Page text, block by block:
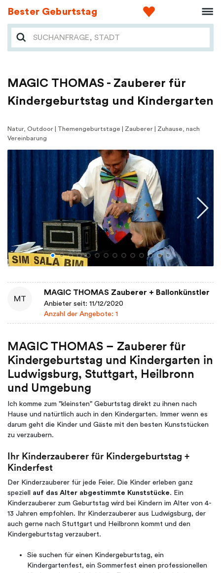
Bester Geburtstag
MAGIC THOMAS - Zauberer für
Kindergeburtstag und Kindergarten
Natur, Outdoor | Themengeburtstage | Zauberer | Zuhause, nach
Vereinbarung
MT
MAGIC THOMAS Zauberer + Ballonkünstler
Anbieter seit: 11/12/2020
Anzahl der Angebote: 1
MAGIC THOMAS – Zauberer für
Kindergeburtstag und Kindergarten in
Ludwigsburg, Stuttgart, Heilbronn
und Umgebung
Ich komme zum "kleinsten" Geburtstag direkt zu ihnen nach
Hause und natürtlich auch in den Kindergarten. Immer wenn es
darum geht die Kinder und Gäste mit den besten Kunststücken
zu verzaubern.
Ihr Kinderzauberer für Kindergeburtstag +
Kinderfest
Der Kinderzauberer für jede Feier. Die Kinder erleben ganz
speziell auf das Alter abgestimmte Kunststücke. Ein
Kinderzauberer zum Geburtstag wird bei Kindern im Alter von 4-
13 Jahren empfohlen. Ihr Kinderzauberer aus Ludwigsburg, der
auch gerne nach Stuttgart und Heilbronn kommt und den
Kindergeburtstag verzaubert.
Sie suchen für einen Kindergeburtstag, ein
Kindergartenfest, ein Sommerfest einen professionellen